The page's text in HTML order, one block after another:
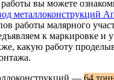
вы можете
металлоконструкций
работы малярного
к маркировке и
какую работу